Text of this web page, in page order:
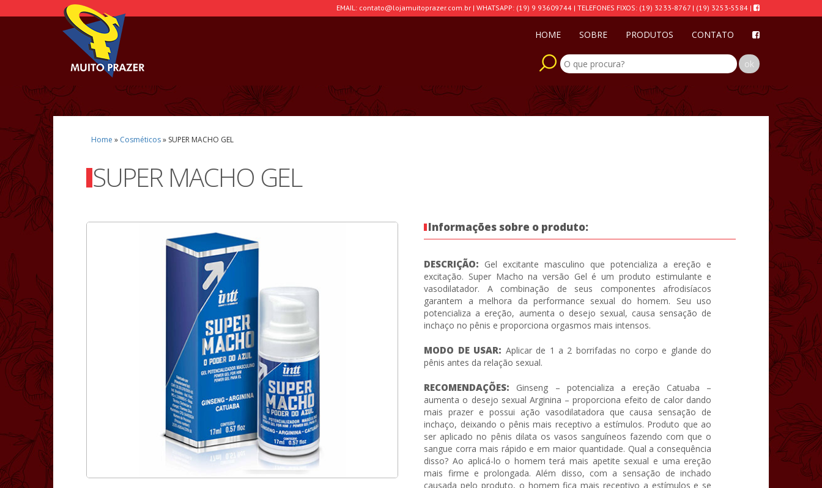
EMAIL: contato@lojamuitoprazer.com.br | WHATSAPP: (19) 9 93609744 | TELEFONES FIXOS: (19) 3233-8767 | (19) 3253-5584 |
CONTATO
PRODUTOS
SOBRE
HOME
Home » Cosméticos» SUPER MACHO GEL
SUPER MACHO GEL
Informações sobre o produto:
DESCRIÇÃO: Gel excitante masculino que potencializa a ereção e
excitação. Super Macho na versão Gel é um produto estimulante e
vasodilatador. A combinação de seus componentes afrodisíacos
garantem a melhora da performance sexual do homem. Seu uso
potencializa a ereção, aumenta o desejo sexual, causa sensação de
inchaço no pênis e proporciona orgasmos mais intensos.
MODO DE USAR: Aplicar de 1 a 2 borrifadas no corpo e glande do
pênis antes da relação sexual.
RECOMENDAÇÕES: Ginseng – potencializa a ereção Catuaba –
aumenta o desejo sexual Arginina – proporciona efeito de calor dando
mais prazer e possui ação vasodilatadora que causa sensação de
inchaço, deixando o pênis mais receptivo a estímulos. Produto que ao
ser aplicado no pênis dilata os vasos sanguíneos fazendo com que o
sangue corra mais rápido e em maior quantidade. Qual a consequência
disso? Ao aplicá-lo o homem terá mais apetite sexual e uma ereção
mais firme e prolongada. Além disso, com a sensação de inchado
causada pelo produto, o homem fica mais receptivo a estímulos e se